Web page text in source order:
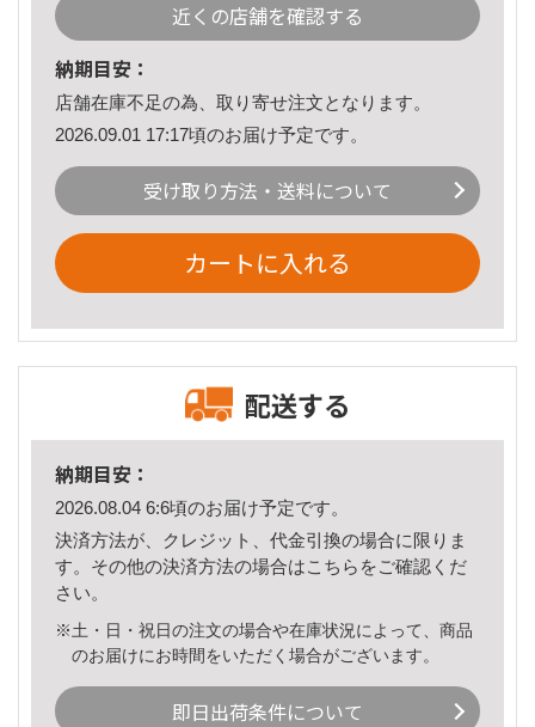
近くの店舗を確認する
納期目安：
店舗在庫不足の為、取り寄せ注文となります。
2026.09.01 17:17頃のお届け予定です。
受け取り方法・送料について
カートに入れる
配送する
納期目安：
2026.08.04 6:6頃のお届け予定です。
決済方法が、クレジット、代金引換の場合に限りま
す。その他の決済方法の場合はこちら をご確認くだ
さい。
※土・日・祝日の注文の場合や在庫状況によって、商品
のお届けにお時間をいただく場合がございます。
即日出荷条件について